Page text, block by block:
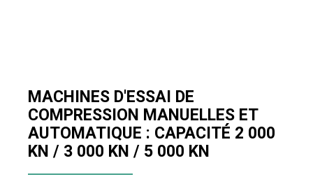
MACHINES D'ESSAI DE
COMPRESSION MANUELLES ET
AUTOMATIQUE : CAPACITÉ 2 000
KN / 3 000 KN / 5 000 KN